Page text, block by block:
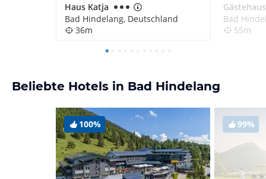
Haus Katja
Bad Hindelang, Deutschland
36m
Bad
55m
Beliebte Hotels in Bad Hindelang
100% 99%